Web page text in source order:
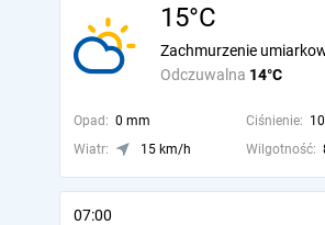
15°C
Odczuwalna 14°C
Zachmurzenie
Opad: 0 mm Ciśnienie:
Wiatr:
15 km/h Wilgotność:
07:00